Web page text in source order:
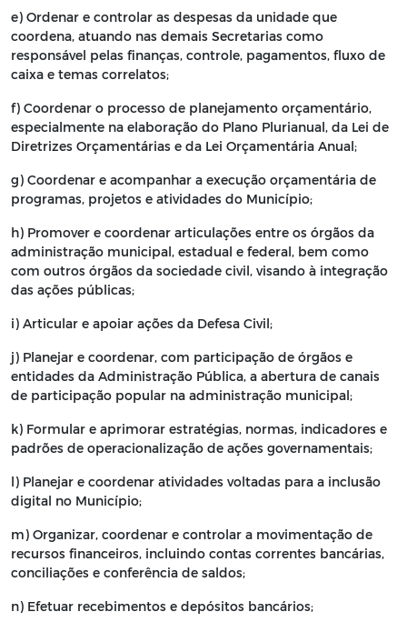
e) Ordenar e controlar as despesas da unidade que
coordena, atuando nas demais Secretarias como
responsável pelas finanças, controle, pagamentos, fluxo de
caixa e temas correlatos;
f) Coordenar o processo de planejamento orçamentário,
especialmente na elaboração do Plano Plurianual, da Lei de
Diretrizes Orçamentárias e da Lei Orçamentária Anual;
g) Coordenar e acompanhar a execução orçamentária de
programas, projetos e atividades do Município;
h) Promover e coordenar articulações entre os órgãos da
administração municipal, estadual e federal, bem como
com outros órgãos da sociedade civil, visando à integração
das ações públicas;
i) Articular e apoiar ações da Defesa Civil;
j) Planejar e coordenar, com participação de órgãos e
entidades da Administração Pública, a abertura de canais
de participação popular na administração municipal;
k) Formular e aprimorar estratégias, normas, indicadores e
padrões de operacionalização de ações governamentais;
l) Planejar e coordenar atividades voltadas para a inclusão
digital no Município;
m) Organizar, coordenar e controlar a movimentação de
recursos financeiros, incluindo contas correntes bancárias,
conciliações e conferência de saldos;
n) Efetuar recebimentos e depósitos bancários;